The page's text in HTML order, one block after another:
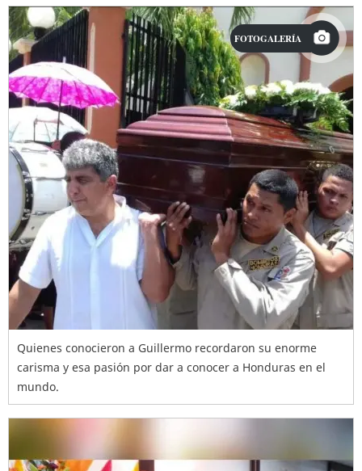
FOTOGALERÍA
Quienes conocieron a Guillermo recordaron su enorme
carisma y esa pasión por dar a conocer a Honduras en el
mundo.